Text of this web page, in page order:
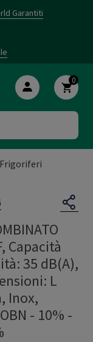
Garantiti
0
Frigoriferi
Capacità
35 dB(A),
L
Inox,
- 10% -